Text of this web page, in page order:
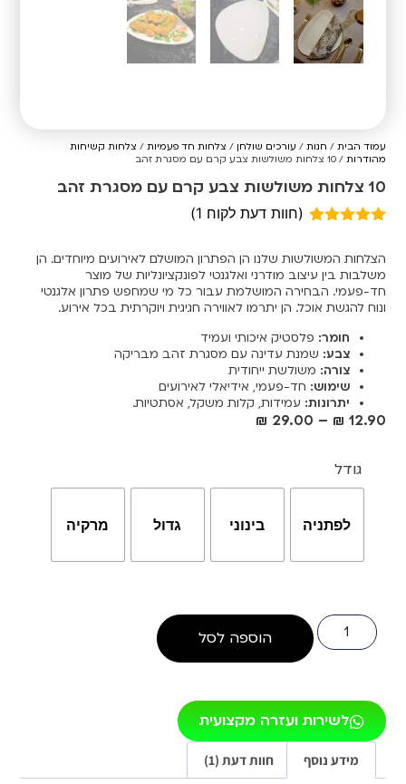
עמוד הבית / חנות / עורכים שולחן / צלחות חד פעמיות / צלחות קשיחות
מהודרות / 10 צלחות משולשות צבע קרם עם מסגרת זהב
10 צלחות משולשות צבע קרם עם מסגרת זהב
מבוסס על
דירוגים של
לקוחות
(חוות דעת לקוח 1
)
הצלחות המשולשות שלנו הן הפתרון המושלם לאירועים מיוחדים. הן
משלבות בין עיצוב מודרני ואלגנטי לפונקציונליות של מוצר
חד-פעמי. הבחירה המושלמת עבור כל מי שמחפש פתרון אלגנטי
ונוח להגשת אוכל. הן יתרמו לאווירה חגיגית ויוקרתית בכל אירוע.
חומר: פלסטיק איכותי ועמיד
צבע: שמנת עדינה עם מסגרת זהב מבריקה
צורה: משולשת ייחודית
שימוש: חד-פעמי, אידיאלי לאירועים
יתרונות: עמידות, קלות משקל, אסתטיות.
₪ 12.90
–
₪ 29.00
גודל
לפתניה בינוני גדול מרקיה
הוספה לסל
לשירות ועזרה מקצועית
מידע נוסף חוות דעת (1)